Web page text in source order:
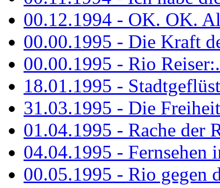
00.12.1994 - OK. OK.
00.00.1995 - Die Kraft
00.00.1995 - Rio
18.01.1995 -
31.03.1995 - Die
01.04.1995 - Rache der
04.04.1995 - Fernsehen
00.05.1995 - Rio gegen